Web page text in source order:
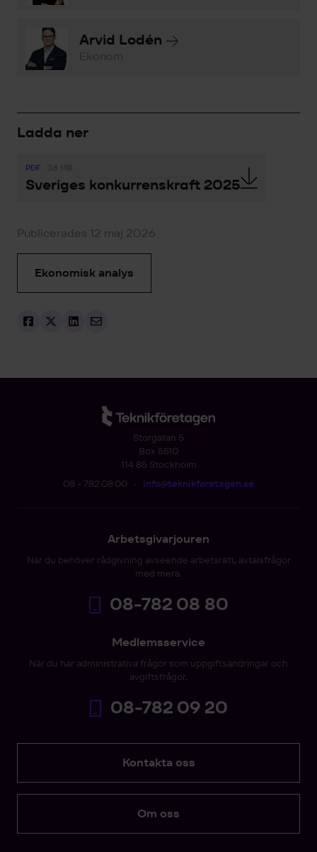
Arvid Lodén
Ekonom
Ladda ner
PDF 3.8 MB
Sveriges konkurrenskraft 2025
Publicerades 12 maj 2026
Ekonomisk analys
Storgatan 5
Box 5510
114 85 Stockholm
08 - 782 08 00 • info@teknikforetagen.se
Arbetsgivarjouren
När du behöver rådgivning avseende arbetsrätt, avtalsfrågor
med mera.
08-782 08 80
Medlemsservice
När du har administrativa frågor som uppgiftsändringar och
avgiftsfrågor.
08-782 09 20
Kontakta oss
Om oss